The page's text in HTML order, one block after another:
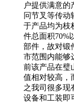
户提供满意
冋节叉等传动
于产品均为枝
件总面积70%
部件，故对锻
市范围内能够
前该产品在璧
值相对较高，
之我司很多现
设备和工装即